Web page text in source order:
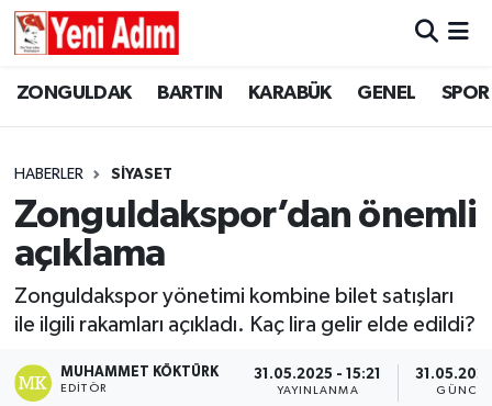
ZONGULDAK BARTIN KARABÜK GENEL SPOR
HABERLER SİYASET
Zonguldakspor’dan önemli
açıklama
Zonguldakspor yönetimi kombine bilet satışları
ile ilgili rakamları açıkladı. Kaç lira gelir elde edildi?
MUHAMMET KÖKTÜRK
EDITÖR
31.05.2025 - 15:21
YAYINLANMA
ZONGULDAK
GÜNCEL
SİYASET
RESMİ İLAN
ZONGULDAK
GENEL
SPOR
SİYASET
Zonguldak Hava Durumu
Tüm Manşetler
Son Dakika Haberleri
Haber Arşivi